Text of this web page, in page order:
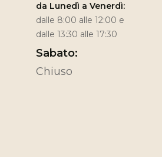
da Lunedì a Venerdì:
dalle 8:00 alle 12:00 e
dalle 13:30 alle 17:30
Sabato:
Chiuso